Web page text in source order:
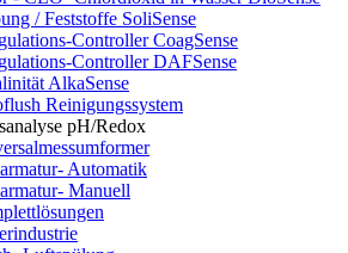
/ Feststoffe SoliSense
Controller CoagSense
Controller DAFSense
AlkaSense
Reinigungssystem
pH/Redox
Automatik
Manuell